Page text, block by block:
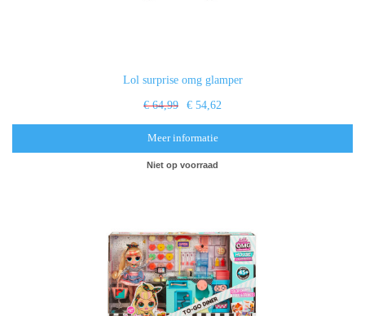
Lol surprise omg glamper
€ 64,99 € 54,62
Meer informatie
Niet op voorraad